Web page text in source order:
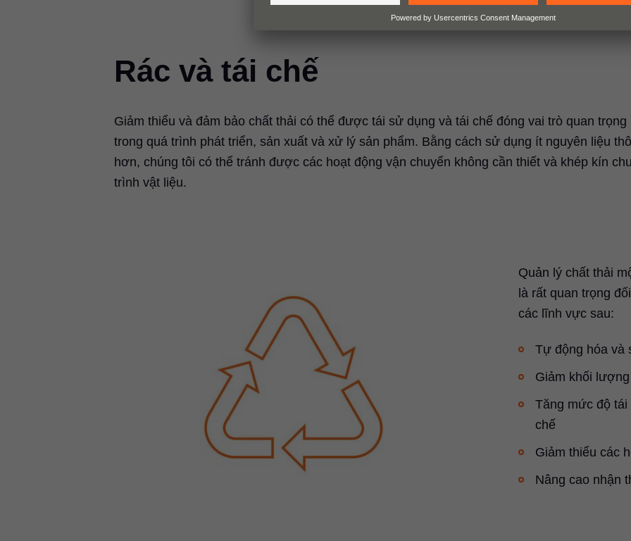
Rác và tái chế
Giảm thiểu và đảm bảo chất thải có thể được tái sử dụng và tái chế đóng vai trò quan trọng
trong quá trình phát triển, sản xuất và xử lý sản phẩm. Bằng cách sử dụng ít nguyên liệu thô
hơn, chúng tôi có thể tránh được các hoạt động vận chuyển không cần thiết và khép kín
trình vật liệu.
Quản lý chất thải
là rất quan trọng
các lĩnh vực sau:
Tự động hóa và
Giảm khối
Tăng mức độ
chế
Giảm thiểu các
Nâng cao nhận